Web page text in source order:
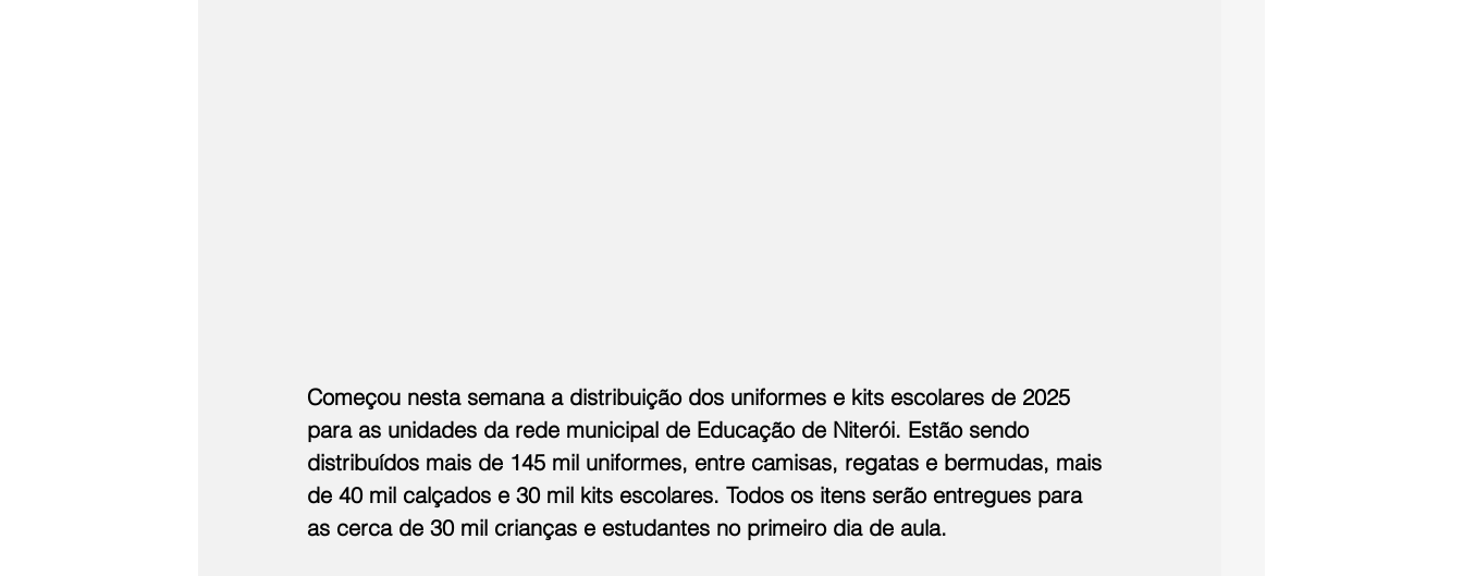
Começou nesta semana a distribuição dos uniformes e kits escolares de 2025
para as unidades da rede municipal de Educação de Niterói. Estão sendo
distribuídos mais de 145 mil uniformes, entre camisas, regatas e bermudas, mais
de 40 mil calçados e 30 mil kits escolares. Todos os itens serão entregues para
as cerca de 30 mil crianças e estudantes no primeiro dia de aula.